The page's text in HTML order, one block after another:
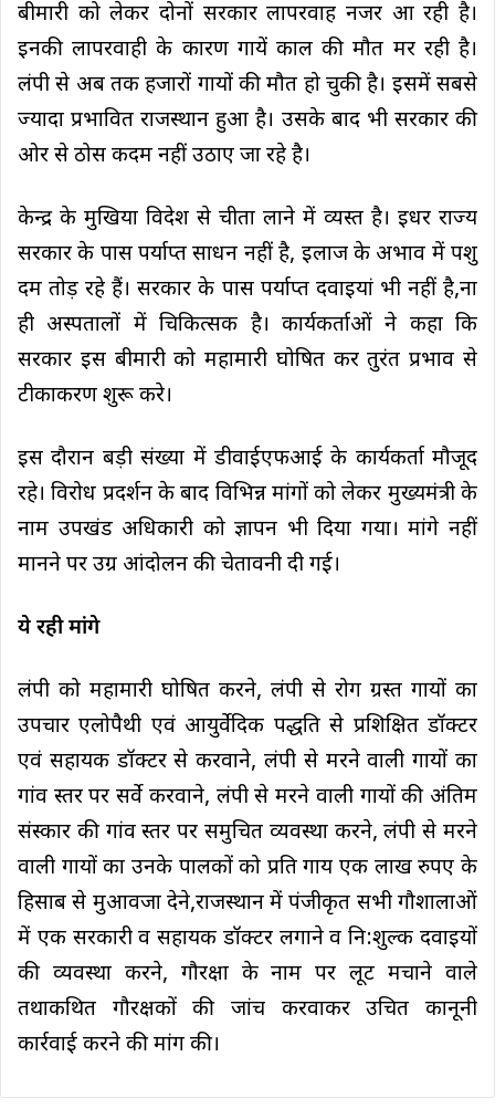
बीमारी को लेकर दोनों सरकार लापरवाह नजर आ रही है।
इनकी लापरवाही के कारण गायें काल की मौत मर रही है।
लंपी से अब तक हजारों गायों की मौत हो चुकी है। इसमें सबसे
ज्यादा प्रभावित राजस्थान हुआ है। उसके बाद भी सरकार की
ओर से ठोस कदम नहीं उठाए जा रहे है।
केन्द्र के मुखिया विदेश से चीता लाने में व्यस्त है। इधर राज्य
सरकार के पास पर्याप्त साधन नहीं है, इलाज के अभाव में पशु
दम तोड़ रहे हैं। सरकार के पास पर्याप्त दवाइयां भी नहीं है,ना
ही अस्पतालों में चिकित्सक है। कार्यकर्ताओं ने कहा कि
सरकार इस बीमारी को महामारी घोषित कर तुरंत प्रभाव से
टीकाकरण शुरू करे।
इस दौरान बड़ी संख्या में डीवाईएफआई के कार्यकर्ता मौजूद
रहे। विरोध प्रदर्शन के बाद विभिन्न मांगों को लेकर मुख्यमंत्री के
नाम उपखंड अधिकारी को ज्ञापन भी दिया गया। मांगे नहीं
मानने पर उग्र आंदोलन की चेतावनी दी गई।
ये रही मांगे
लंपी को महामारी घोषित करने, लंपी से रोग ग्रस्त गायों का
उपचार एलोपैथी एवं आयुर्वेदिक पद्धति से प्रशिक्षित डॉक्टर
एवं सहायक डॉक्टर से करवाने, लंपी से मरने वाली गायों का
गांव स्तर पर सर्वे करवाने, लंपी से मरने वाली गायों की अंतिम
संस्कार की गांव स्तर पर समुचित व्यवस्था करने, लंपी से मरने
वाली गायों का उनके पालकों को प्रति गाय एक लाख रुपए के
हिसाब से मुआवजा देने,राजस्थान में पंजीकृत सभी गौशालाओं
में एक सरकारी व सहायक डॉक्टर लगाने व नि:शुल्क दवाइयों
की व्यवस्था करने, गौरक्षा के नाम पर लूट मचाने वाले
तथाकथित गौरक्षकों की जांच करवाकर उचित कानूनी
कार्रवाई करने की मांग की।